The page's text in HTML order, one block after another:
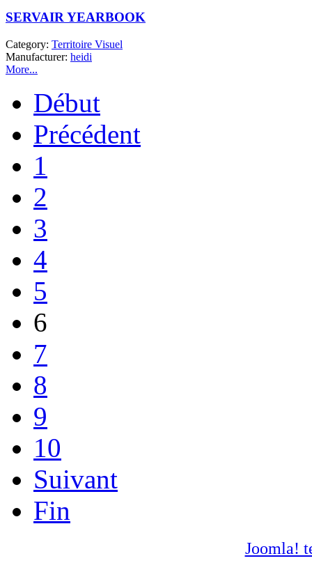
SERVAIR YEARBOOK
Category: Territoire Visuel
Manufacturer: heidi
More...
Début
Précédent
1
2
3
4
5
6
7
8
9
10
Suivant
Fin
Joomla!